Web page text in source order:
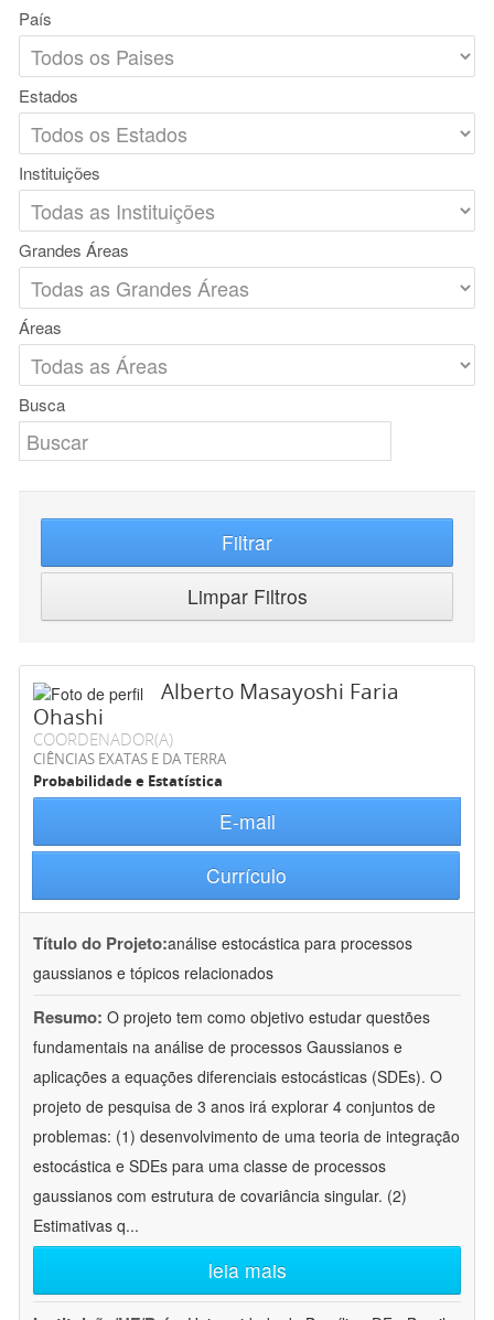
País
Estados
Instituições
Grandes Áreas
Áreas
Busca
Filtrar
Limpar Filtros
Alberto Masayoshi Faria
Ohashi
COORDENADOR(A)
CIÊNCIAS EXATAS E DA TERRA
Probabilidade e Estatística
E-mail
Currículo
Título do Projeto:análise estocástica para processos
gaussianos e tópicos relacionados
Resumo: O projeto tem como objetivo estudar questões
fundamentais na análise de processos Gaussianos e
aplicações a equações diferenciais estocásticas (SDEs). O
projeto de pesquisa de 3 anos irá explorar 4 conjuntos de
problemas: (1) desenvolvimento de uma teoria de integração
estocástica e SDEs para uma classe de processos
gaussianos com estrutura de covariância singular. (2)
Estimativas q...
leia mais